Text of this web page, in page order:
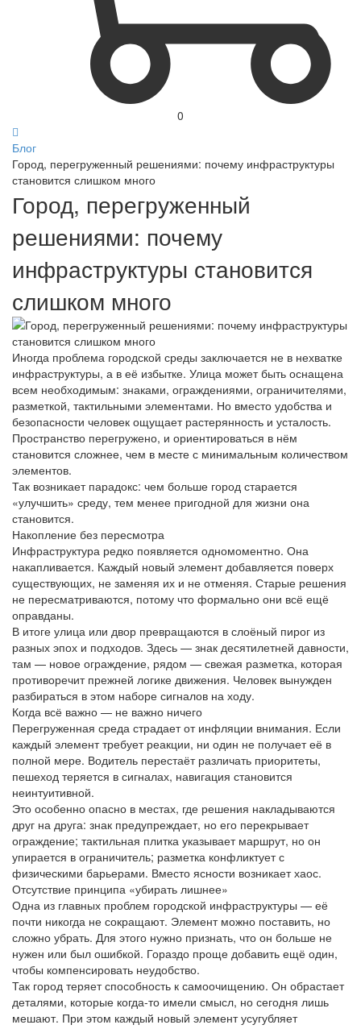
0
Блог
Город, перегруженный решениями: почему инфраструктуры
становится слишком много
Город, перегруженный
решениями: почему
инфраструктуры становится
слишком много
Иногда проблема городской среды заключается не в нехватке
инфраструктуры, а в её избытке. Улица может быть оснащена
всем необходимым: знаками, ограждениями, ограничителями,
разметкой, тактильными элементами. Но вместо удобства и
безопасности человек ощущает растерянность и усталость.
Пространство перегружено, и ориентироваться в нём
становится сложнее, чем в месте с минимальным количеством
элементов.
Так возникает парадокс: чем больше город старается
«улучшить» среду, тем менее пригодной для жизни она
становится.
Накопление без пересмотра
Инфраструктура редко появляется одномоментно. Она
накапливается. Каждый новый элемент добавляется поверх
существующих, не заменяя их и не отменяя. Старые решения
не пересматриваются, потому что формально они всё ещё
оправданы.
В итоге улица или двор превращаются в слоёный пирог из
разных эпох и подходов. Здесь — знак десятилетней давности,
там — новое ограждение, рядом — свежая разметка, которая
противоречит прежней логике движения. Человек вынужден
разбираться в этом наборе сигналов на ходу.
Когда всё важно — не важно ничего
Перегруженная среда страдает от инфляции внимания. Если
каждый элемент требует реакции, ни один не получает её в
полной мере. Водитель перестаёт различать приоритеты,
пешеход теряется в сигналах, навигация становится
неинтуитивной.
Это особенно опасно в местах, где решения накладываются
друг на друга: знак предупреждает, но его перекрывает
ограждение; тактильная плитка указывает маршрут, но он
упирается в ограничитель; разметка конфликтует с
физическими барьерами. Вместо ясности возникает хаос.
Отсутствие принципа «убирать лишнее»
Одна из главных проблем городской инфраструктуры — её
почти никогда не сокращают. Элемент можно поставить, но
сложно убрать. Для этого нужно признать, что он больше не
нужен или был ошибкой. Гораздо проще добавить ещё один,
чтобы компенсировать неудобство.
Так город теряет способность к самоочищению. Он обрастает
деталями, которые когда-то имели смысл, но сегодня лишь
мешают. При этом каждый новый элемент усугубляет